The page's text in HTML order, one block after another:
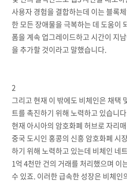
사용자 경험을 결합하는데 이는 블록
한 모든 장애물을 극복하는 데 도움이
폼을 계속 업그레이드하고 시간이 지
을 추가할 것이라고 말했습니다.
2
그리고 현재 이 밖에도 비체인은 채택
트를 촉진하기 위해 노력하고 있습니
현재 아시아의 암호화폐 허브로 자리
중국 도시인 홍콩의 신흥 암호화폐 시
하기 위해 노력하고 있는데 비체인 네
1억 4천만 건의 거래를 처리했으며 이
수 있죠. 이러한 급속한 성장은 비체인